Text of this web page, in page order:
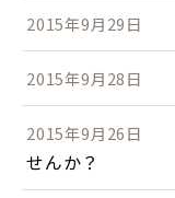
2015年9月29日
2015年9月28日
2015年9月26日
せんか？